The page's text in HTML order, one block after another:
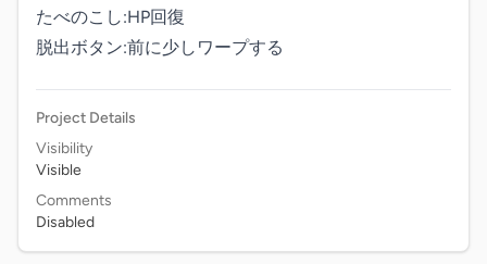
たべのこし:HP回復
脱出ボタン:前に少しワープする
Project Details
Visibility
Visible
Comments
Disabled